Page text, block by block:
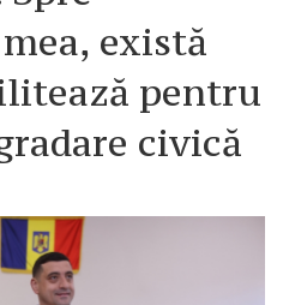
există
pentru
civică